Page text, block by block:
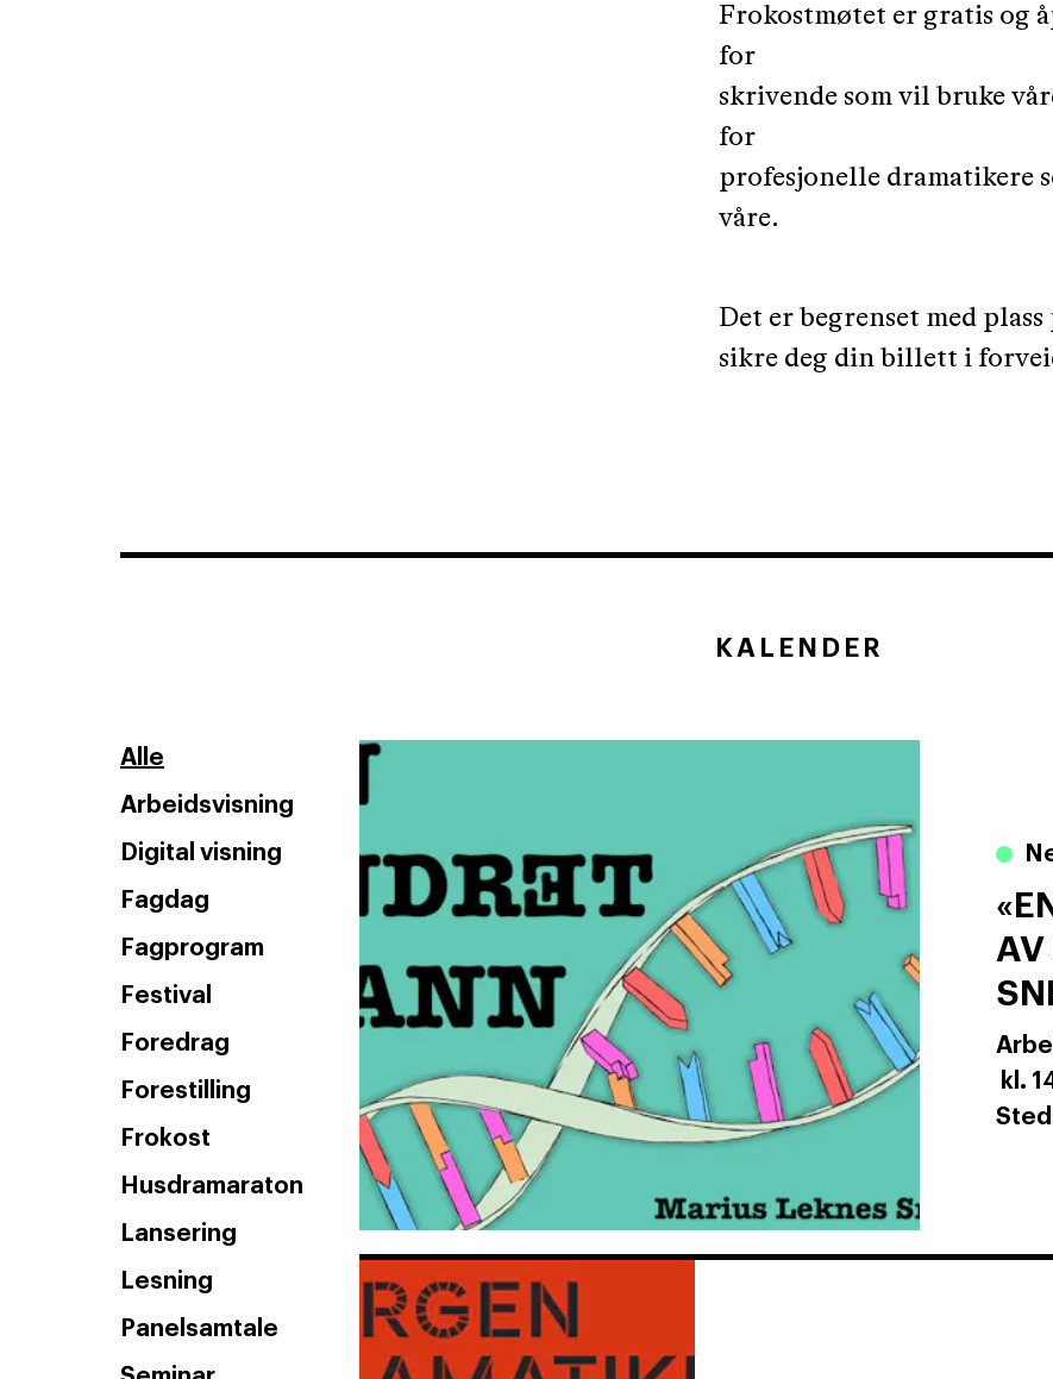
Frokostmøtet er gratis og
for
skrivende som vil bruke
for
profesjonelle dramatikere
våre.
Det er begrenset med
sikre deg din billett i
KALENDER
Alle
Arbeidsvisning
Digital visning
Fagdag
Fagprogram
Festival
Foredrag
Forestilling
Frokost
Husdramaraton
Lansering
Lesning
Panelsamtale
AV
kl.